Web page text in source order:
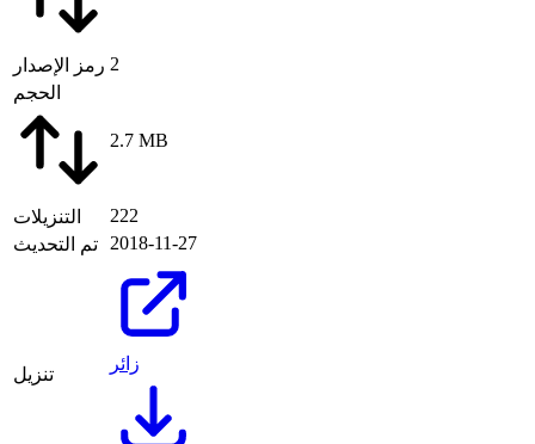
رمز الإصدار 2
الحجم
2.7 MB
التنزيلات
222
تم التحديث
2018-11-27
تنزيل
زائر